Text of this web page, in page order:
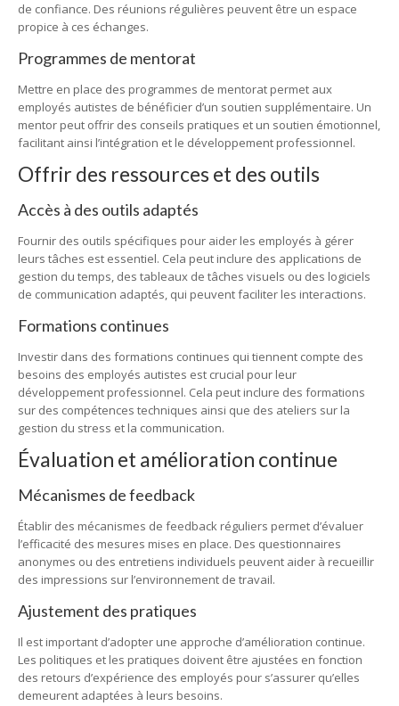
de confiance. Des réunions régulières peuvent être un espace
propice à ces échanges.
Programmes de mentorat
Mettre en place des programmes de mentorat permet aux
employés autistes de bénéficier d’un soutien supplémentaire. Un
mentor peut offrir des conseils pratiques et un soutien émotionnel,
facilitant ainsi l’intégration et le développement professionnel.
Offrir des ressources et des outils
Accès à des outils adaptés
Fournir des outils spécifiques pour aider les employés à gérer
leurs tâches est essentiel. Cela peut inclure des applications de
gestion du temps, des tableaux de tâches visuels ou des logiciels
de communication adaptés, qui peuvent faciliter les interactions.
Formations continues
Investir dans des formations continues qui tiennent compte des
besoins des employés autistes est crucial pour leur
développement professionnel. Cela peut inclure des formations
sur des compétences techniques ainsi que des ateliers sur la
gestion du stress et la communication.
Évaluation et amélioration continue
Mécanismes de feedback
Établir des mécanismes de feedback réguliers permet d’évaluer
l’efficacité des mesures mises en place. Des questionnaires
anonymes ou des entretiens individuels peuvent aider à recueillir
des impressions sur l’environnement de travail.
Ajustement des pratiques
Il est important d’adopter une approche d’amélioration continue.
Les politiques et les pratiques doivent être ajustées en fonction
des retours d’expérience des employés pour s’assurer qu’elles
demeurent adaptées à leurs besoins.